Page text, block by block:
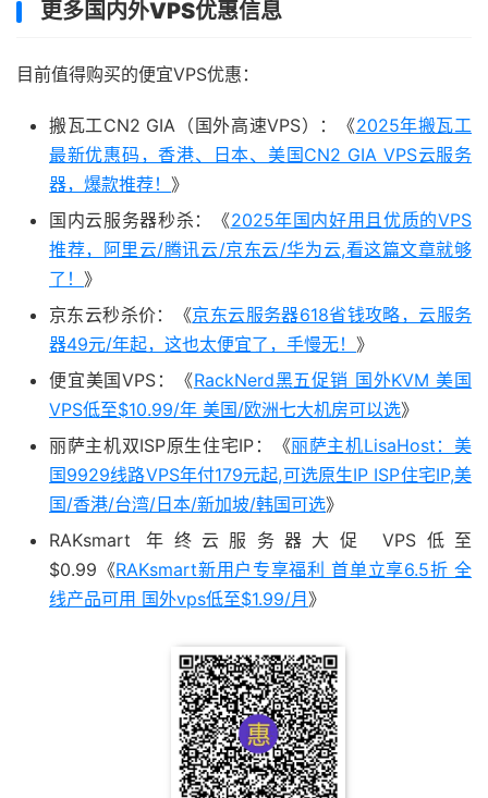
更多国内外VPS优惠信息
目前值得购买的便宜VPS优惠：
搬瓦工CN2 GIA（国外高速VPS）：《2025年搬瓦工
最新优惠码，香港、日本、美国CN2 GIA VPS云服务
器，爆款推荐！ 》
国内云服务器秒杀：《2025年国内好用且优质的VPS
推荐，阿里云/腾讯云/京东云/华为云,看这篇文章就够
了！ 》
京东云秒杀价：《京东云服务器618省钱攻略，云服务
器49元/年起，这也太便宜了，手慢无！ 》
便宜美国VPS：《RackNerd黑五促销 国外KVM 美国
VPS低至$10.99/年 美国/欧洲七大机房可以选》
丽萨主机双ISP原生住宅IP：《丽萨主机LisaHost：美
国9929线路VPS年付179元起,可选原生IP ISP住宅IP,美
国/香港/台湾/日本/新加坡/韩国可选》
RAKsmart 年终云服务器大促 VPS低至
$0.99《RAKsmart新用户专享福利 首单立享6.5折 全
线产品可用 国外vps低至$1.99/月 》